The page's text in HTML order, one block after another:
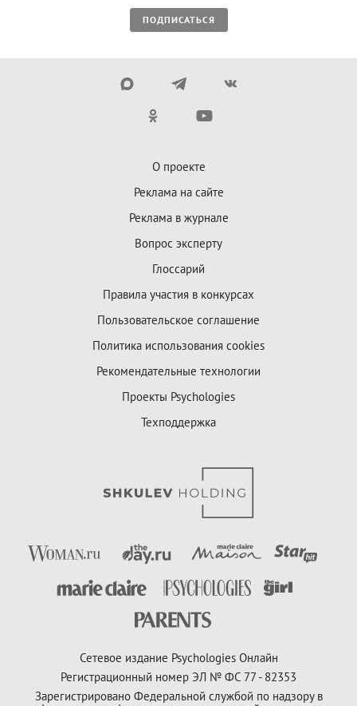
ПОДПИСАТЬСЯ
О проекте
Реклама на сайте
Реклама в журнале
Вопрос эксперту
Глоссарий
Правила участия в конкурсах
Пользовательское соглашение
Политика использования cookies
Рекомендательные технологии
Проекты Psychologies
Техподдержка
Сетевое издание Psychologies Онлайн
Регистрационный номер ЭЛ № ФС 77 - 82353
Зарегистрировано Федеральной службой по надзору в